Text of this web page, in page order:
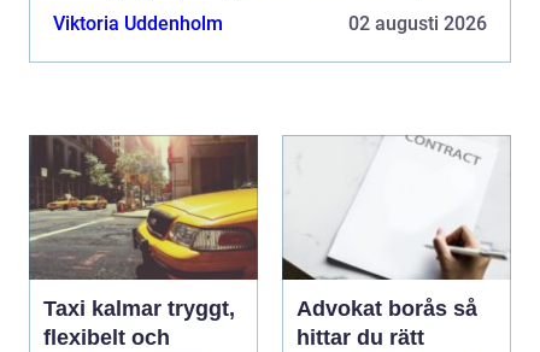
entrémattor ger snabbt ett slitet intryck och kan till
Viktoria Uddenholm 02 augusti 2026
Taxi kalmar tryggt,
flexibelt och
Advokat borås så
hittar du rätt